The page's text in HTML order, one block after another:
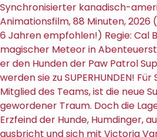
Synchronisierter kanadisch-
Animationsfilm, 88 Minuten, 2026
6 Jahren empfohlen!) Regie: Cal
magischer Meteor in
er den Hunden der Paw Patrol
werden sie zu SUPERHUNDEN!
Mitglied des Teams, ist die neue
gewordener Traum. Doch die
Erzfeind der Hunde, Humdinger,
ausbricht und sich mit Victoria